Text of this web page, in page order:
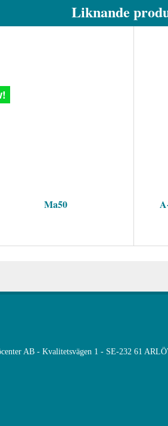
Liknande
Ma50
AB - Kvalitetsvägen 1 - SE-232 61